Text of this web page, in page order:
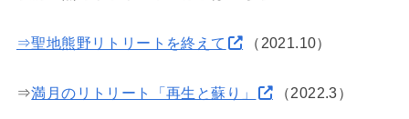
⇒聖地熊野リトリートを終えて （2021.10）
⇒満月のリトリート「再生と蘇り」 （2022.3）